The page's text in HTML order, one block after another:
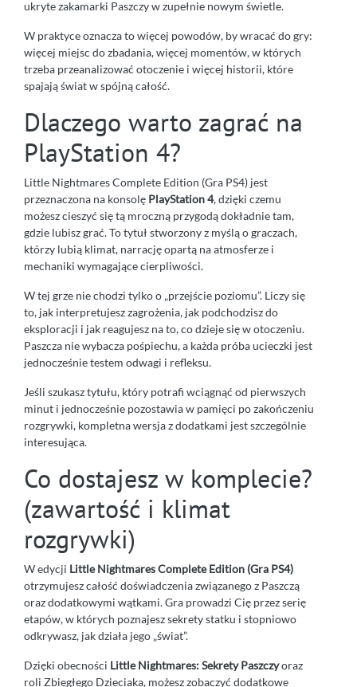
ukryte zakamarki Paszczy w zupełnie nowym świetle.
W praktyce oznacza to więcej powodów, by wracać do gry:
więcej miejsc do zbadania, więcej momentów, w których
trzeba przeanalizować otoczenie i więcej historii, które
spajają świat w spójną całość.
Dlaczego warto zagrać na
PlayStation 4?
Little Nightmares Complete Edition (Gra PS4) jest
przeznaczona na konsolę PlayStation 4, dzięki czemu
możesz cieszyć się tą mroczną przygodą dokładnie tam,
gdzie lubisz grać. To tytuł stworzony z myślą o graczach,
którzy lubią klimat, narrację opartą na atmosferze i
mechaniki wymagające cierpliwości.
W tej grze nie chodzi tylko o „przejście poziomu”. Liczy się
to, jak interpretujesz zagrożenia, jak podchodzisz do
eksploracji i jak reagujesz na to, co dzieje się w otoczeniu.
Paszcza nie wybacza pośpiechu, a każda próba ucieczki jest
jednocześnie testem odwagi i refleksu.
Jeśli szukasz tytułu, który potrafi wciągnąć od pierwszych
minut i jednocześnie pozostawia w pamięci po zakończeniu
rozgrywki, kompletna wersja z dodatkami jest szczególnie
interesująca.
Co dostajesz w komplecie?
(zawartość i klimat
rozgrywki)
W edycji Little Nightmares Complete Edition (Gra PS4)
otrzymujesz całość doświadczenia związanego z Paszczą
oraz dodatkowymi wątkami. Gra prowadzi Cię przez serię
etapów, w których poznajesz sekrety statku i stopniowo
odkrywasz, jak działa jego „świat”.
Dzięki obecności Little Nightmares: Sekrety Paszczyoraz
roli Zbiegłego Dzieciaka, możesz zobaczyć dodatkowe